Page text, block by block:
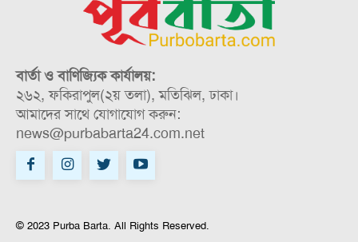
বার্তা ও বাণিজ্যিক কার্যালয়:
২৬২, ফকিরাপুল(২য় তলা), মতিঝিল, ঢাকা।
আমাদের সাথে যোগাযোগ করুন:
news@purbabarta24.com.net
© 2023 Purba Barta. All Rights Reserved.